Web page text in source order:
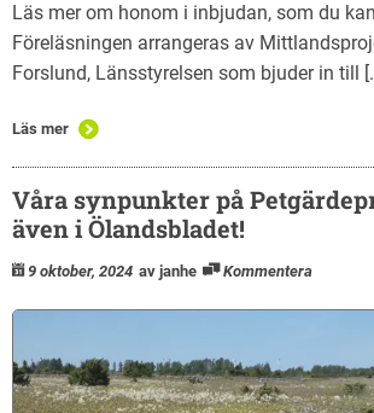
Läs mer om honom i inbjudan, som du
Föreläsningen arrangeras av
Forslund, Länsstyrelsen som bjuder in till
Läs mer
Våra synpunkter på
även i Ölandsbladet!
9 oktober, 2024 av janhe Kommentera